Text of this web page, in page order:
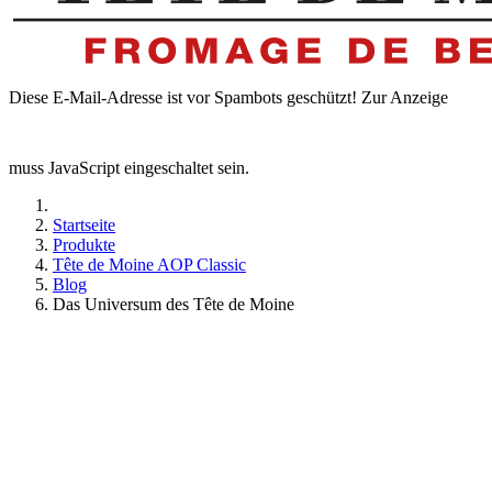
Diese E-Mail-Adresse ist vor Spambots geschützt! Zur Anzeige
muss JavaScript eingeschaltet sein.
Startseite
Produkte
Tête de Moine AOP Classic
Blog
Das Universum des Tête de Moine